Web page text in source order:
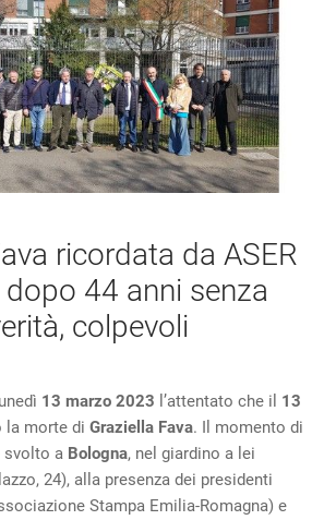
ricordata da ASER
dopo 44 anni senza
colpevoli
13 marzo 2023 l’attentato che il 13
la morte di Graziella Fava. Il momento di
svolto a Bologna, nel giardino a lei
24), alla presenza dei presidenti
Stampa Emilia-Romagna) e